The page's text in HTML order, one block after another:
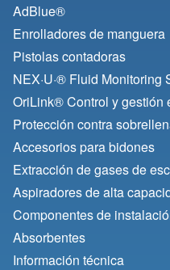
AdBlue®
Enrolladores de manguera
Pistolas contadoras
NEX·U·® Fluid Monitoring
OriLink® Control y gestión
Protección contra
Accesorios para bidones
Extracción de gases de
Aspiradores de alta
Componentes de
Absorbentes
Información técnica